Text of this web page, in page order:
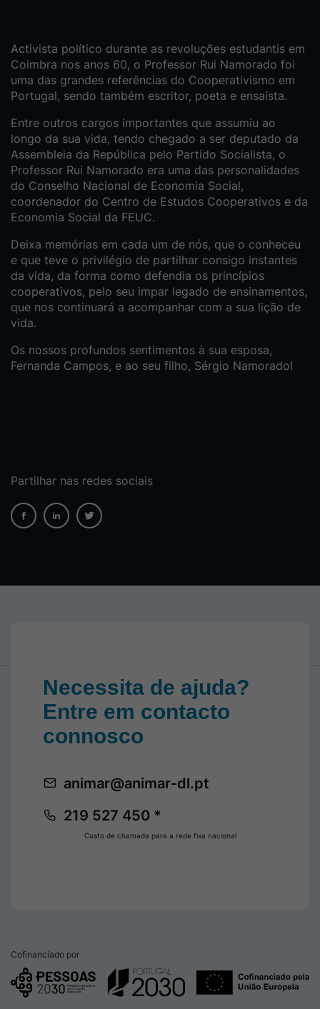
Activista político durante as revoluções estudantis em
Coimbra nos anos 60, o Professor Rui Namorado foi
uma das grandes referências do Cooperativismo em
Portugal, sendo também escritor, poeta e ensaísta.
Entre outros cargos importantes que assumiu ao
longo da sua vida, tendo chegado a ser deputado da
Assembleia da República pelo Partido Socialista, o
Professor Rui Namorado era uma das personalidades
do Conselho Nacional de Economia Social,
coordenador do Centro de Estudos Cooperativos e da
Economia Social da FEUC.
Deixa memórias em cada um de nós, que o conheceu
e que teve o privilégio de partilhar consigo instantes
da vida, da forma como defendia os princípios
cooperativos, pelo seu impar legado de ensinamentos,
que nos continuará a acompanhar com a sua lição de
vida.
Os nossos profundos sentimentos à sua esposa,
Fernanda Campos, e ao seu filho, Sérgio Namorado!
Partilhar nas redes sociais
Necessita de ajuda?
Entre em contacto
connosco
219 527 450 *
animar@animar-dl.pt
Custo de chamada para a rede fixa nacional
Cofinanciado por